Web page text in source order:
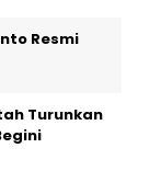
Resmi
Turunkan